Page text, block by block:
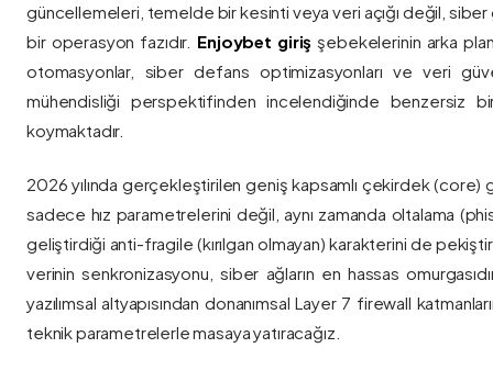
güncellemeleri, temelde bir kesinti veya veri açığı değil, siber
bir operasyon fazıdır. Enjoybet giriş şebekelerinin arka
otomasyonlar, siber defans optimizasyonları ve veri
mühendisliği perspektifinden incelendiğinde benzersiz
koymaktadır.
2026 yılında gerçekleştirilen geniş kapsamlı çekirdek
sadece hız parametrelerini değil, aynı zamanda oltalama
geliştirdiği anti-fragile (kırılgan olmayan) karakterini de
verinin senkronizasyonu, siber ağların en hassas
yazılımsal altyapısından donanımsal Layer 7 firewall
teknik parametrelerle masaya yatıracağız.